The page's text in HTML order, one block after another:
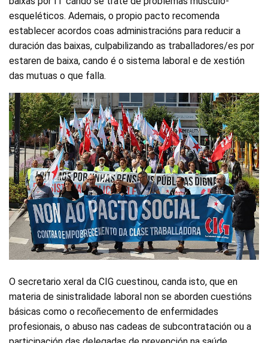
esqueléticos. Ademais, o propio pacto recomenda
establecer acordos coas administracións para reducir a
duración das baixas, culpabilizando as traballadores/es por
estaren de baixa, cando é o sistema laboral e de xestión
das mutuas o que falla.
O secretario xeral da CIG cuestinou, canda isto, que en
materia de sinistralidade laboral non se aborden cuestións
básicas como o recoñecemento de enfermidades
profesionais, o abuso nas cadeas de subcontratación ou a